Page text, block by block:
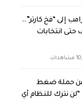
إلى “فخ كارتر”..
حتى انتخابات
10 مشاهدات
حملة ضغط
“لن نترك للنظام أي